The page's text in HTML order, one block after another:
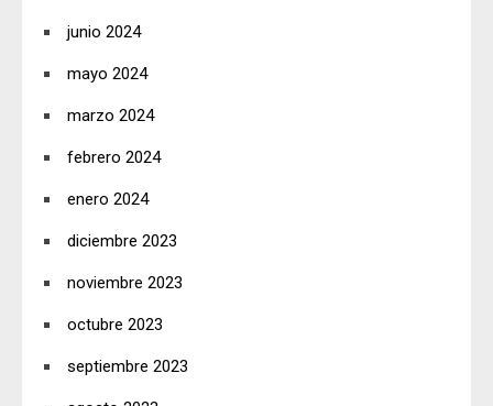
junio 2024
mayo 2024
marzo 2024
febrero 2024
enero 2024
diciembre 2023
noviembre 2023
octubre 2023
septiembre 2023